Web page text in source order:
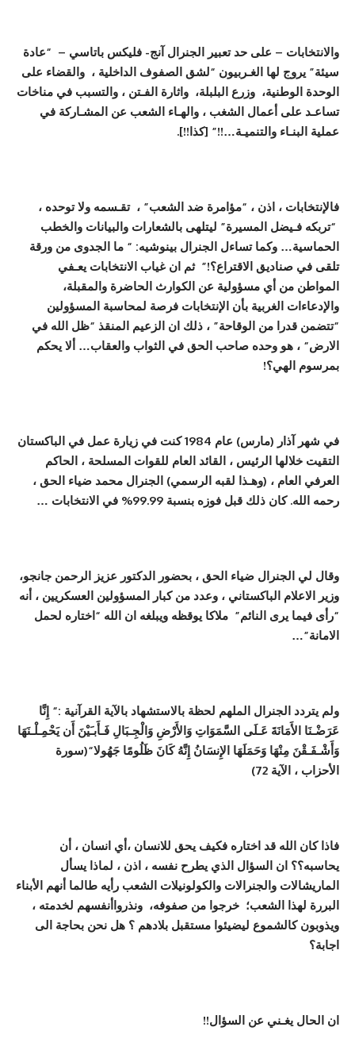
والانتخابات – على حد تعبير الجنرالآنج- فليكس باتاسي –
“عادة
سيئة” يروج لها الغـربيون “لشق الصفوف الداخلية ، والقضاء على
الوحدة الوطنية، وزرع البلبلة، واثارة الفـتن ، والتسبب في مناخات
تساعـد على أعمال الشغب ، والهـاء الشعب عن المشـاركة في
عملية البنـاء والتنميـة…!!” [كذا!!]
.
فالإنتخابات ، اذن ، “مؤامر ة ضد الشعب” ، تقـسمه ولا توحده ،
“تربكه فـيضل المسير ة” ليتلهى بالشعارات والبيانات والخطب
الحماسية… وكما تساءل الجنرال بينوشيه: “ ما الجدوى من ورقة
تلقى في صناديق الاقتراع؟!” ثم ان غياب الانتخابات يعـفي
المواطن من أي مسؤولية عن الكوارث الحاضر ة والمقبلة،
والإدعاءات الغربية بأن الإنتخابات فرصة لمحاسبة المسؤولين
“تتضمن قدرا من الوقاحة” ، ذلك ان الزعيم المنقذ “ظل الله في
الارض“ ، هو وحده صاحب الحق في الثواب والعقاب… ألا يحكم
بمرسوم الهي؟!
في شهرآذار (مارس)
عام 1984 كنت في زيارة عمل في الباكستان
التقيت خلالها الرئيس ، القائد العام للقوات المسلحة ، الحاكم
العرفي العام ، (وهـذا لقبه الرسمي) الجنرال محمد ضياء الحق ،
رحمه الله. كان ذلك قبل فوزه بنسبة 99.99% في الانتخابات …
وقال لي الجنرال ضياء الحق ، بحضور الدكتور عزيز الرحمن جانجو،
وزير الاعلام الباكستاني ، وعدد من كبار المسؤولين العسكريين ، أنه
“رأى فيما يرى النائم” ملاكا يوقظه ويبلغه ان الله “اختاره لحمل
الامانة”…
ولم يتردد الجنرال الملهم لحظة بالاستشهاد بالية القرآنية :
“ إِنَّا
عَرَضْـنَا الأَمَانَةَ عَـلَى السَّمَوَاتِ وَالأَرْضِ وَالْجِـبَالِ فَـأَبـَيْنَ أَن يَحْمِـلْـنَهَا
وَأَشْـفَـقْنَ مِنْهَا وَحَمَلَهَا الإِنسَانُ إِنَّهُ كَانَ ظَلُومًا جَهُول“(سورة
الأحزاب ، الآية 72)
فاذا كان الله قد اختاره فكيف يحق للانسان ،أي انسان ، أن
يحاسبه؟؟ ان السؤال الذي يطرح نفسه ، اذن ، لماذا يسأل
الماريشالات والجنرالات والكولونيلات الشعب رأيه طالما أنهم البناء
البرر ة لهذا الشعب؛ خرجوا من صفوفه، ونذرواأنفسهم لخدمته ،
ويذوبون كالشموع ليضيئوا مستقبل بلادهم ؟ هل نحن بحاجة الى
اجابة؟
ان الحال يغـني عن السؤال!!